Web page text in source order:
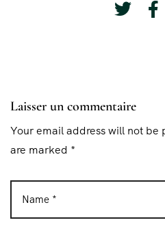
Laisser un commentaire
Your email address will not be
are marked *